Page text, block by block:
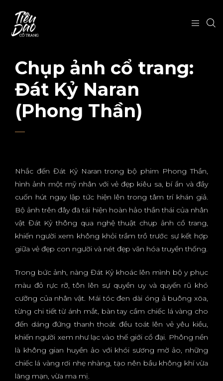
Chụp ảnh cổ trang:
Đát Kỷ Naran
(Phong Thần)
Nhắc đến Đát Kỷ Naran trong bộ phim Phong Thần,
hình ảnh một mỹ nhân với vẻ đẹp kiêu sa, bí ẩn và đầy
cuốn hút ngay lập tức hiện lên trong tâm trí khán giả.
Bộ ảnh trên đây đã tái hiện hoàn hảo thần thái của nhân
vật Đát Kỷ thông qua nghệ thuật chụp ảnh cổ trang,
khiến người xem không khỏi trầm trồ trước sự kết hợp
giữa vẻ đẹp con người và nét đẹp văn hóa truyền thống.
Trong bức ảnh, nàng Đát Kỷ khoác lên mình bộ y phục
màu đỏ rực rỡ, tôn lên sự quyền uy và quyến rũ khó
cưỡng của nhân vật. Mái tóc đen dài óng ả buông xõa,
từng chi tiết từ ánh mắt, bàn tay cầm chiếc lá vàng cho
đến dáng đứng thanh thoát đều toát lên vẻ yêu kiều,
khiến người xem như lạc vào thế giới cổ đại. Phông nền
là không gian huyền ảo với khói sương mờ ảo, những
chiếc lá vàng rơi nhẹ nhàng, tạo nên bầu không khí vừa
lãng mạn, vừa ma mị.